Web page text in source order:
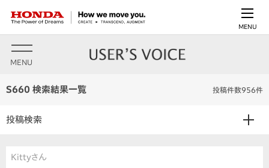
MENU
MENU
S660 検索結果一覧 投稿件数956件
投稿検索
Kittyさん